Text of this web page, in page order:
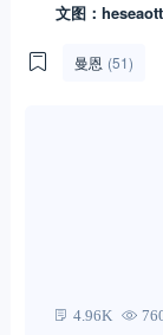
文图：
曼恩 (51)
4.96K